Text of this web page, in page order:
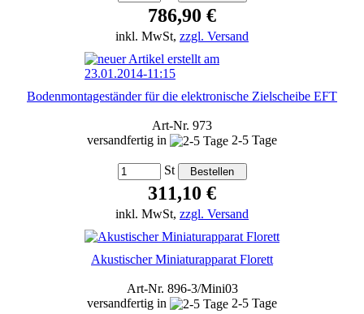
786,90 €
inkl. MwSt, zzgl. Versand
Bodenmontageständer für die elektronische Zielscheibe EFT
Art-Nr. 973
versandfertig in
2-5 Tage
St
311,10 €
inkl. MwSt, zzgl. Versand
Akustischer Miniaturapparat Florett
Art-Nr. 896-3/Mini03
versandfertig in
2-5 Tage